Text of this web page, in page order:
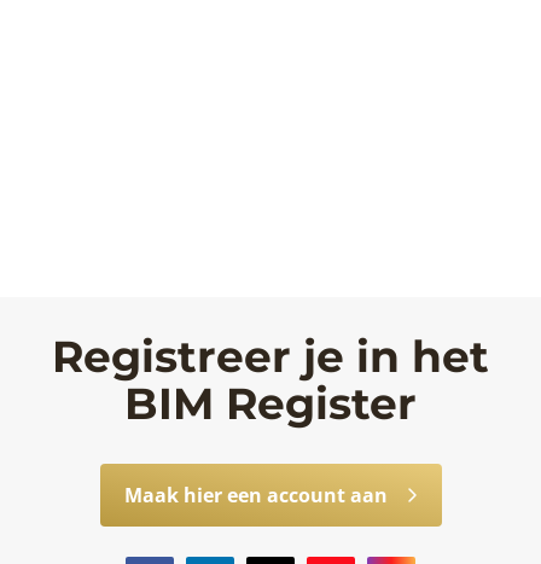
Registreer je in het
BIM Register
Maak hier een account aan